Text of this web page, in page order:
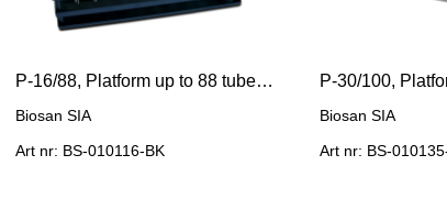
P-16/88, Platform up to 88 tubes/30mm Ø(e.g.10/15/50 ml)
Biosan SIA
Art nr: BS-010116-BK
Biosan SIA
Art nr: BS-